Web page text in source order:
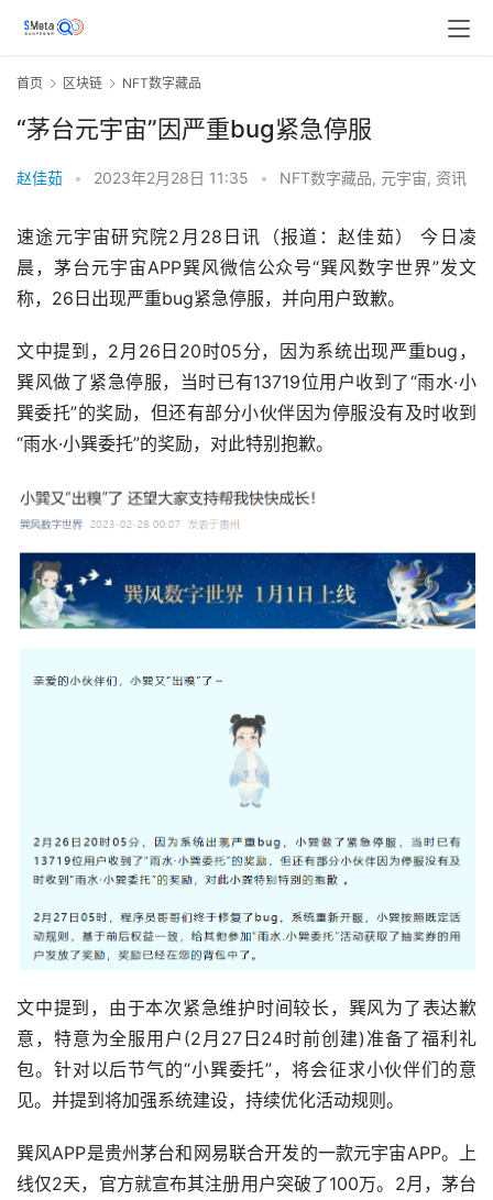
首页 区块链 NFT数字藏品
“茅台元宇宙”因严重bug紧急停服
赵佳茹 • 2023年2月28日 11:35 • NFT数字藏品, 元宇宙, 资讯
速途元宇宙研究院2月28日讯（报道：赵佳茹） 今日凌
晨，茅台元宇宙APP巽风微信公众号“巽风数字世界”发文
称，26日出现严重bug紧急停服，并向用户致歉。
文中提到，2月26日20时05分，因为系统出现严重bug，
巽风做了紧急停服，当时已有13719位用户收到了“雨水·小
巽委托”的奖励，但还有部分小伙伴因为停服没有及时收到
“雨水·小巽委托”的奖励，对此特别抱歉。
文中提到，由于本次紧急维护时间较长，巽风为了表达歉
意，特意为全服用户(2月27日24时前创建)准备了福利礼
包。针对以后节气的“小巽委托”，将会征求小伙伴们的意
见。并提到将加强系统建设，持续优化活动规则。
巽风APP是贵州茅台和网易联合开发的一款元宇宙APP。上
线仅2天，官方就宣布其注册用户突破了100万。2月，茅台